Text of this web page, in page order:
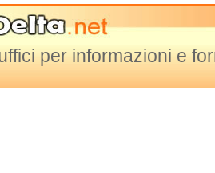
per informazioni e